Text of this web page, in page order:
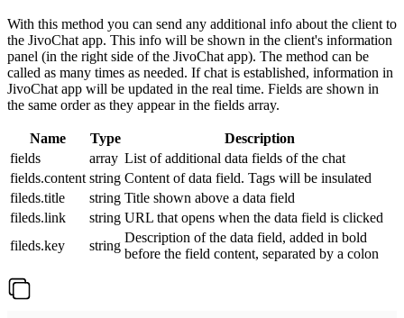
With this method you can send any additional info about the client to
the JivoChat app. This info will be shown in the client's information
panel (in the right side of the JivoChat app). The method can be
called as many times as needed. If chat is established, information in
JivoChat app will be updated in the real time. Fields are shown in
the same order as they appear in the fields array.
Name Type
Description
fields
array List of additional data fields of the chat
fields.content string Content of data field. Tags will be insulated
fileds.title
string Title shown above a data field
fileds.link
string URL that opens when the data field is clicked
fileds.key
string
Description of the data field, added in bold
before the field content, separated by a colon